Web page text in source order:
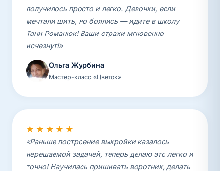
получилось просто и легко. Девочки, если
мечтали шить, но боялись — идите в школу
Тани Романюк! Ваши страхи мгновенно
исчезнут!»
Ольга Журбина
Мастер-класс «Цветок»
★★★★★
«Раньше построение выкройки казалось
нерешаемой задачей, теперь делаю это легко и
точно! Научилась пришивать воротник, делать